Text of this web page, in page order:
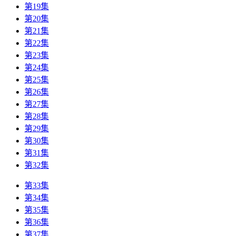
第19集
第20集
第21集
第22集
第23集
第24集
第25集
第26集
第27集
第28集
第29集
第30集
第31集
第32集
第33集
第34集
第35集
第36集
第37集